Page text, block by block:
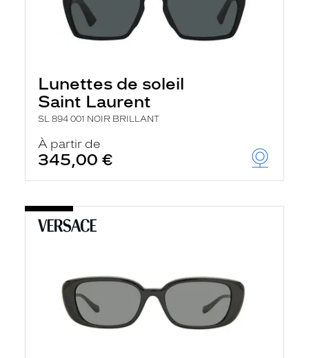
Lunettes de soleil
Saint Laurent
SL 894 001 NOIR BRILLANT
À partir de
345,00 €